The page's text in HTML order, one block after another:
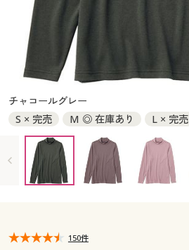
大きいサイズ レディース下着
大きいサイズ メンズ
大きいサイズ 事務・制服
シークレットセール
商品カテゴリ一覧
カタログ
カタログ・チラシからのご注文
デジタルカタログ
カタログ無料プレゼント
マイページ
大きいサイズ メンズ
大きいサイズ 事務・制服
カタログ
カタログ・チラシからのご注文
カタログ無料プレゼント
会員メニュー
閲覧履歴
チャコールグレー
S × 完売
M ◎ 在庫あり L × 完売
3L ○ 在庫わずか
150件